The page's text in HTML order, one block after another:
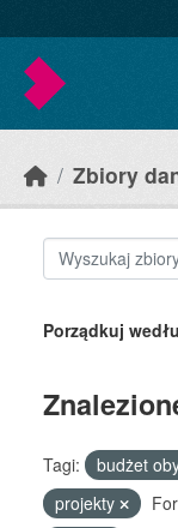
Zbiory
Porządkuj
Tagi: budżet
projekty